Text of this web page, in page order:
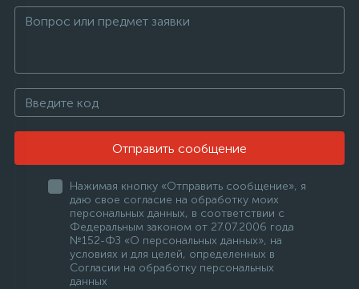
Отправить сообщение
Нажимая кнопку «Отправить сообщение», я
даю свое согласие на обработку моих
персональных данных, в соответствии с
Федеральным законом от 27.07.2006 года
№152-ФЗ «О персональных данных», на
условиях и для целей, определенных в
Согласии на обработку персональных
данных